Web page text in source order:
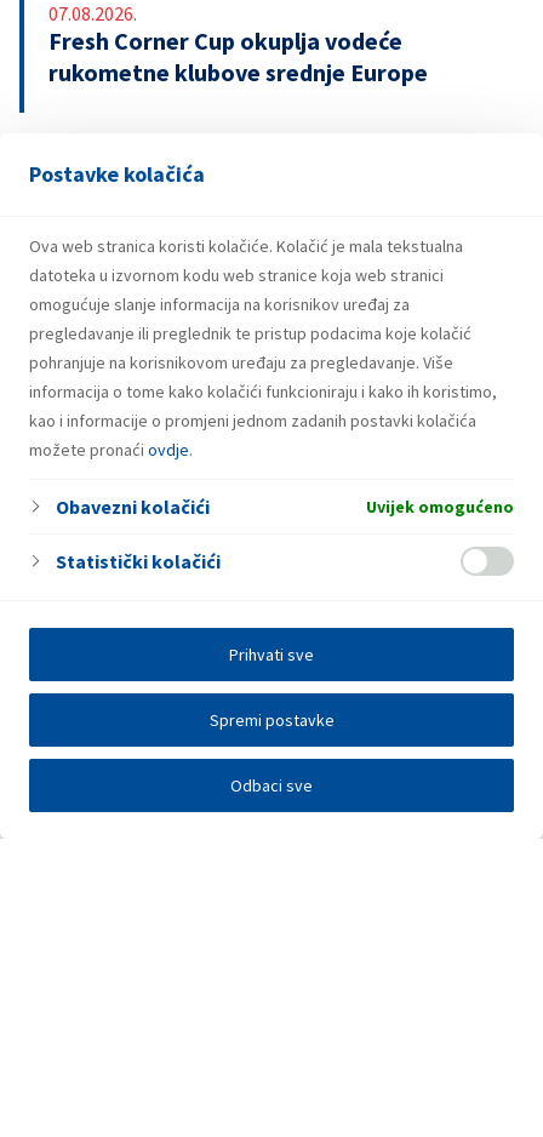
Postavke kolačića
Ova web stranica koristi kolačiće. Kolačić je mala tekstualna
datoteka u izvornom kodu web stranice koja web stranici
omogućuje slanje informacija na korisnikov uređaj za
pregledavanje ili preglednik te pristup podacima koje kolačić
pohranjuje na korisnikovom uređaju za pregledavanje. Više
informacija o tome kako kolačići funkcioniraju i kako ih koristimo,
kao i informacije o promjeni jednom zadanih postavki kolačića
možete pronaći ovdje.
Obavezni kolačići Uvijek omogućeno
Statistički kolačići
Odbaci sve
Spremi postavke
Prihvati sve
07.08.2026.
Fresh Corner Cup okuplja vodeće
rukometne klubove srednje Europe
29.07.2026.
prvom polugodištu 2026.